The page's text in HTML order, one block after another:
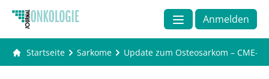
Anmelden
Startseite Sarkome Update zum Osteosarkom – CME-